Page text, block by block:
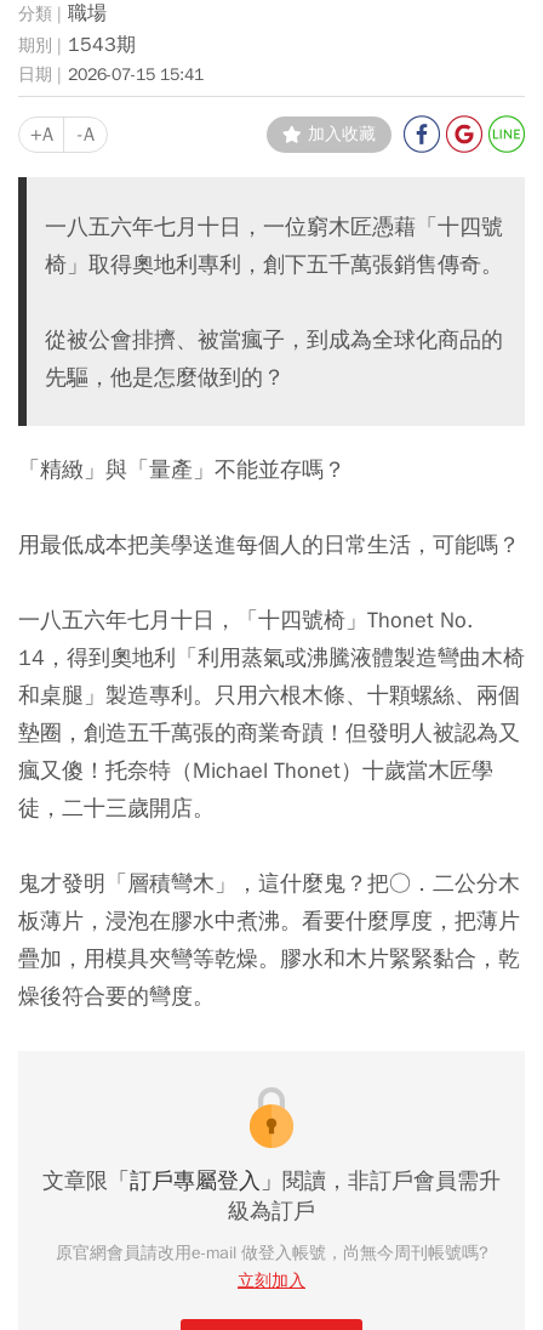
職場
1543期
2026-07-15 15:41
+A -A 加入收藏
一八五六年七月十日，一位窮木匠憑藉「十四號
椅」取得奧地利專利，創下五千萬張銷售傳奇。
從被公會排擠、被當瘋子，到成為全球化商品的
先驅，他是怎麼做到的？
「精緻」與「量產」不能並存嗎？
用最低成本把美學送進每個人的日常生活，可能嗎？
一八五六年七月十日，「十四號椅」Thonet No.
14，得到奧地利「利用蒸氣或沸騰液體製造彎曲木椅
和桌腿」製造專利。只用六根木條、十顆螺絲、兩個
墊圈，創造五千萬張的商業奇蹟！但發明人被認為又
瘋又傻！托奈特（Michael Thonet）十歲當木匠學
徒，二十三歲開店。
鬼才發明「層積彎木」，這什麼鬼？把○．二公分木
板薄片，浸泡在膠水中煮沸。看要什麼厚度，把薄片
疊加，用模具夾彎等乾燥。膠水和木片緊緊黏合，乾
燥後符合要的彎度。
文章限 「訂戶專屬登入」 閱讀，非訂戶會員需升
級為訂戶
原官網會員請改用e-mail 做登入帳號，尚無今周刊帳號嗎?
立刻加入